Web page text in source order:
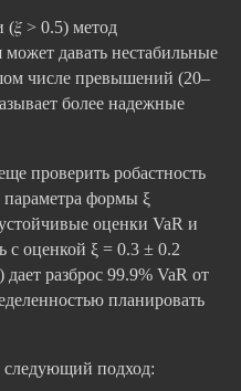
> 0.5) метод
давать нестабильные
числе превышений (20–
более надежные
проверить робастность
формы ξ
оценки VaR и
с оценкой ξ = 0.3 ± 0.2
разброс 99.9% VaR от
планировать
следующий подход: